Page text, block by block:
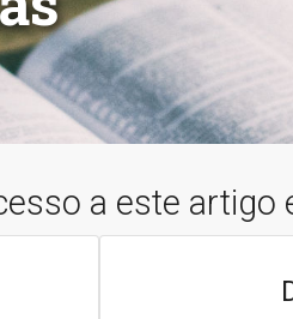
a este artigo